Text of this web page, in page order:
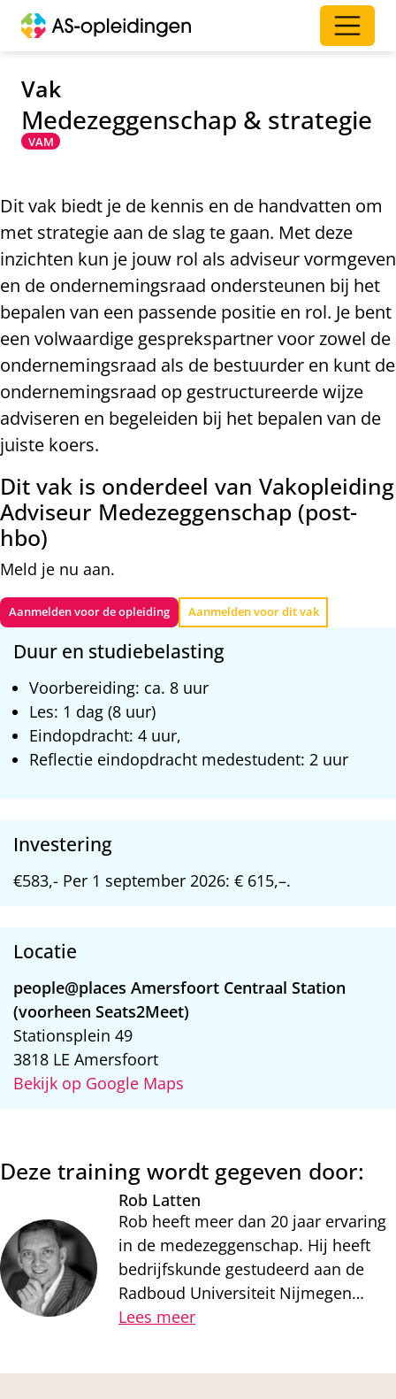
Vak
Medezeggenschap & strategie
VAM
Dit vak biedt je de kennis en de handvatten om
met strategie aan de slag te gaan. Met deze
inzichten kun je jouw rol als adviseur vormgeven
en de ondernemingsraad ondersteunen bij het
bepalen van een passende positie en rol. Je bent
een volwaardige gesprekspartner voor zowel de
ondernemingsraad als de bestuurder en kunt de
ondernemingsraad op gestructureerde wijze
adviseren en begeleiden bij het bepalen van de
juiste koers.
Dit vak is onderdeel van Vakopleiding
Adviseur Medezeggenschap (post-
hbo)
Meld je nu aan.
Aanmelden voor de opleiding Aanmelden voor dit vak
Duur en studiebelasting
Voorbereiding: ca. 8 uur
Les: 1 dag (8 uur)
Eindopdracht: 4 uur,
Reflectie eindopdracht medestudent: 2 uur
Investering
€583,- Per 1 september 2026: € 615,–.
Locatie
people@places Amersfoort Centraal Station
(voorheen Seats2Meet)
Stationsplein 49
3818 LE Amersfoort
Bekijk op Google Maps
Deze training wordt gegeven door:
Rob Latten
Rob heeft meer dan 20 jaar ervaring
in de medezeggenschap. Hij heeft
bedrijfskunde gestudeerd aan de
Radboud Universiteit Nijmegen…
Lees meer